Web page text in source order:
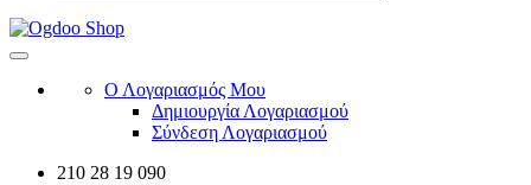
Ο Λογαριασμός Μου
Δημιουργία Λογαριασμού
Σύνδεση Λογαριασμού
210 28 19 090